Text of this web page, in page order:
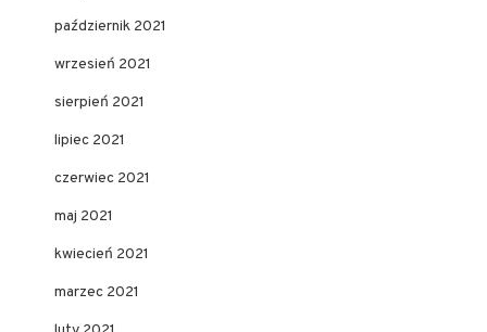
październik 2021
wrzesień 2021
sierpień 2021
lipiec 2021
czerwiec 2021
maj 2021
kwiecień 2021
marzec 2021